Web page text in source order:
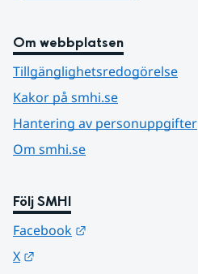
Om webbplatsen
Tillgänglighetsredogörelse
Kakor på smhi.se
Hantering av personuppgifter
Om smhi.se
Följ SMHI
Facebook
X